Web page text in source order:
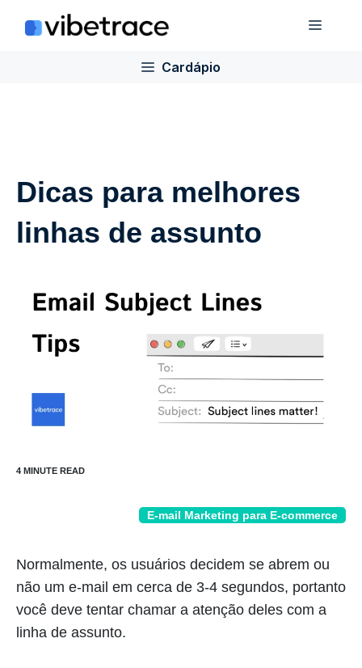
para
Cardápio
Dicas para melhores
linhas de assunto
E-mail Marketing para E-commerce
Normalmente, os usuários decidem se abrem ou
não um e-mail em cerca de 3-4 segundos, portanto
você deve tentar chamar a atenção deles com a
linha de assunto.